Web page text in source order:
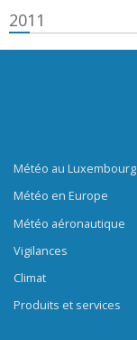
2011
Météo au Luxembourg
Météo en Europe
Météo aéronautique
Vigilances
Climat
Produits et services